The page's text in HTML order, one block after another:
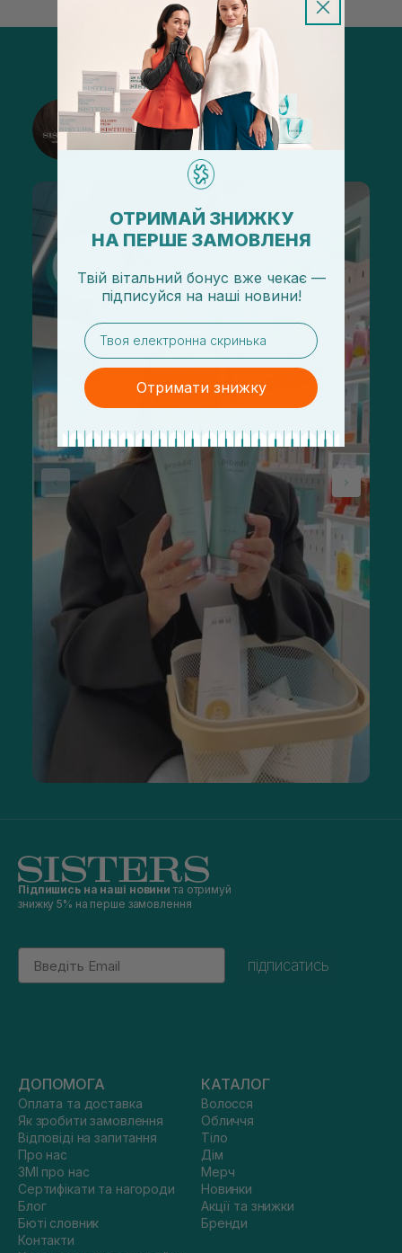
@sisters_stelmakh в Instagram
Підписатися
Підпишись на наші новини та отримуй
знижку 5% на перше замовлення
Email
підписатись
ДОПОМОГА
Оплата та доставка
Як зробити замовлення
Відповіді на запитання
Про нас
ЗМІ про нас
Сертифікати та нагороди
Блог
Бюті словник
Контакти
КАТАЛОГ
Волосся
Обличчя
Тіло
Дім
Мерч
Новинки
Акції та знижки
Бренди
ОТРИМАЙ ЗНИЖКУ
НА ПЕРШЕ ЗАМОВЛЕНЯ
Твій вітальний бонус вже чекає —
підписуйся на наші новини!
email
Отримати знижку